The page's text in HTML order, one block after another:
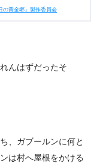
の黄金郷」製作委員会
んはずだったそ
、ガブールンに何と
は村へ屋根をかける